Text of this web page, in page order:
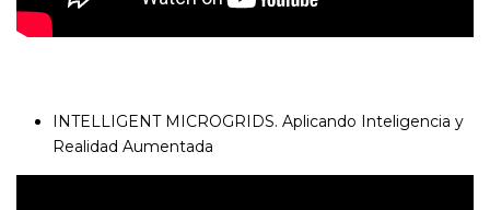
INTELLIGENT MICROGRIDS. Aplicando Inteligencia y
Realidad Aumentada